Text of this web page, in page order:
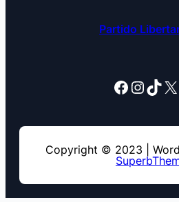
Partido
Facebook InstagramTikTok X
Copyright © 2023 |